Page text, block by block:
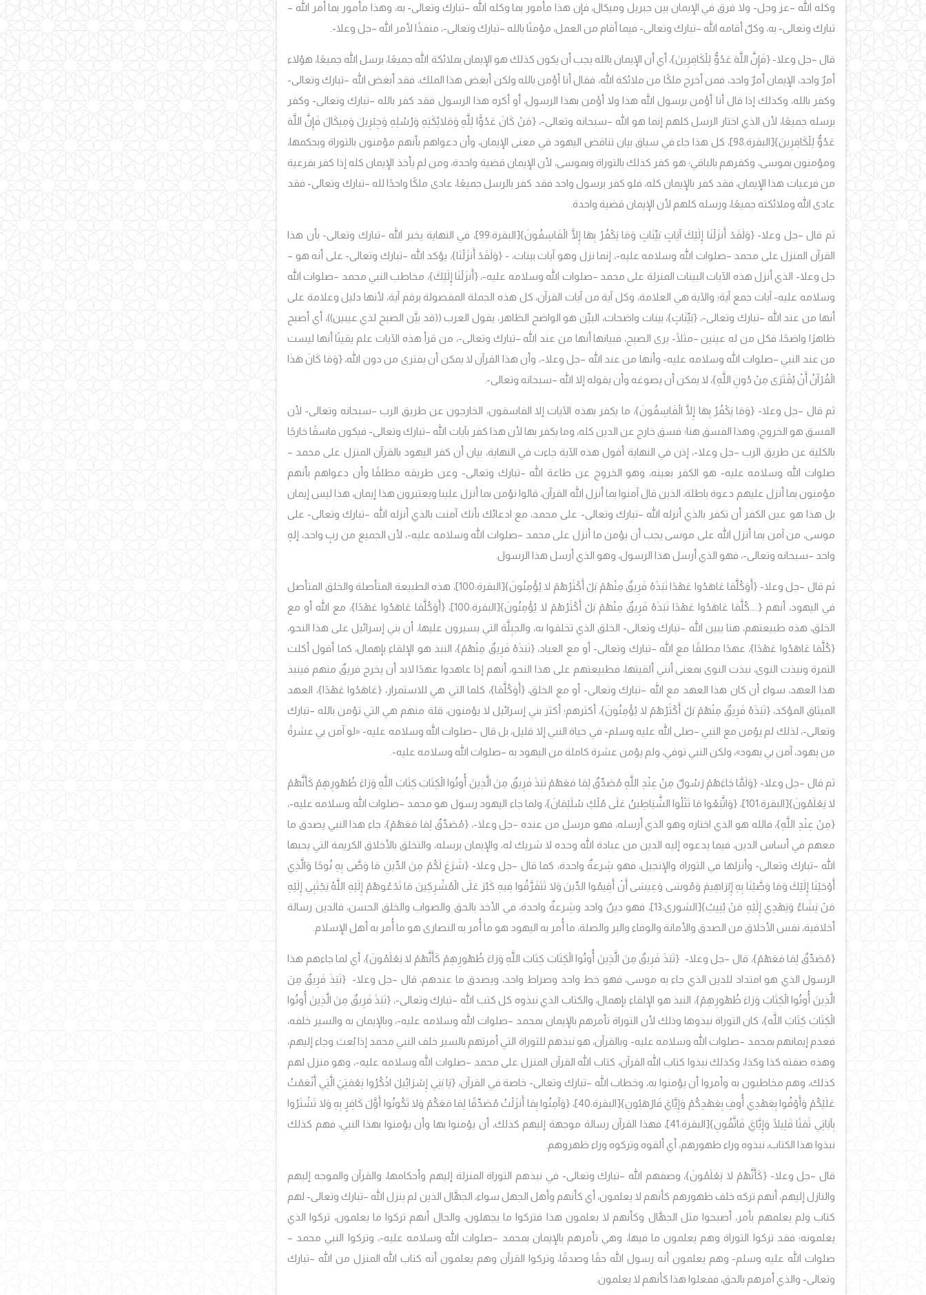
وكله الله –عز وجل- ولا فرق في الإيمان بين جبريل وميكال، فإن هذا مأمور بما وكله الله –تبارك وتعالى- به، وهذا مأمور بما أمر الله –
تبارك وتعالى- به، وكلٌ أقامه الله –تبارك وتعالى- فيما أقام من العمل، مؤمنًا بالله –تبارك وتعالى-، منفذًا لأمر الله –جل وعلا-.
قال –جل وعلا- {فَإِنَّ اللَّهَ عَدُوٌّ لِلْكَافِرِينَ}، أي أن الإيمان بالله يجب أن يكون كذلك هو الإيمان بملائكة الله جميعًا، برسل الله جميعًا، هؤلاء
أمرٌ واحد، الإيمان أمرٌ واحد، فمن أخرج ملكًا من ملائكة الله، فقال أنا أؤمن بالله ولكن أبغض هذا الملك، فقد أبغض الله –تبارك وتعالى-
وكفر بالله، وكذلك إذا قال أنا أؤمن برسول الله هذا ولا أؤمن بهذا الرسول، أو أكره هذا الرسول فقد كفر بالله –تبارك وتعالى- وكفر
برسله جميعًا، لأن الذي اختار الرسل كلهم إنما هو الله –سبحانه وتعالى-، {مَنْ كَانَ عَدُوًّا لِلَّهِ وَمَلائِكَتِهِ وَرُسُلِهِ وَجِبْرِيلَ وَمِيكَالَ فَإِنَّ اللَّهَ
عَدُوٌّ لِلْكَافِرِينَ}
[البقرة:98]، كل هذا جاء في سياق بيان تناقض اليهود في معنى الإيمان، وأن دعواهم بأنهم مؤمنون بالتوراة وبحكمها،
ومؤمنون بموسى، وكفرهم بالباقي؛ هو كفر كذلك بالتوراة وبموسى، لأن الإيمان قضية واحدة، ومن لم يأخذ الإيمان كله إذا كفر بفرعية
من فرعيات هذا الإيمان، فقد كفر بالإيمان كله، فلو كفر برسول واحد فقد كفر بالرسل جميعًا، عادى ملكًا واحدًا لله –تبارك وتعالى- فقد
عادى الله وملائكته جميعًا، ورسله كلهم لأن الإيمان قضية واحدة.
ثم قال –جل وعلا-{وَلَقَدْ أَنزَلْنَا إِلَيْكَ آيَاتٍ بَيِّنَاتٍ وَمَا يَكْفُرُ بِهَا إِلَّا الْفَاسِقُونَ}
[البقرة:99]، في النهاية يخبر الله –تبارك وتعالى- بأن هذا
القرآن المنزل على محمد –صلوات الله وسلامه عليه-، إنما نزل وهو آيات بينات، - {وَلَقَدْ أَنزَلْنَا}، يؤكد الله –تبارك وتعالى- على أنه هو –
جل وعلا- الذي أنزل هذه الآيات البينات المنزلة على محمد –صلوات الله وسلامه عليه-، {أَنزَلْنَا إِلَيْكَ}، مخاطب النبي محمد –صلوات الله
وسلامه عليه- آيات جمع آية؛ والآية هي العلامة، وكل آية من آيات القرآن، كل هذه الجملة المفصولة برقم آية، لأنها دليل وعلامة على
أنها من عند الله –تبارك وتعالى-، {بَيِّنَاتٍ}، بينات واضحات، البيِّن هو الواضح الظاهر، يقول العرب ((قد بيَّن الصبح لذي عينين))، أي أصبح
ظاهرًا واضحًا، فكل من له عينين –مثلًا- يرى الصبح، فبيانها أنها من عند الله –تبارك وتعالى-، من قرأ هذه الآيات علم يقينًا أنها ليست
من عند النبي –صلوات الله وسلامه عليه- وأنها من عند الله –جل وعلا-، وأن هذا القرآن لا يمكن أن يفترى من دون الله، {وَمَا كَانَ هَذَا
الْقُرْآنُ أَنْ يُفْتَرَى مِنْ دُونِ اللَّهِ}، لا يمكن أن يصوغه وأن يقوله إلا الله –سبحانه وتعالى-.
ثم قال –جل وعلا- {وَمَا يَكْفُرُ بِهَا إِلَّا الْفَاسِقُونَ}، ما يكفر بهذه الآيات إلا الفاسقون، الخارجون عن طريق الرب –سبحانه وتعالى- لأن
الفسق هو الخروج، وهذا الفسق هنا؛ فسق خارج عن الدين كله، وما يكفر بها لأن هذا كفر بآيات الله –تبارك وتعالى- فيكون فاسقًا خارجًا
بالكلية عن طريق الرب –جل وعلا-، إذن في النهاية أقول هذه الآية جاءت في النهاية، بيان أن كفر اليهود بالقرآن المنزل على محمد –
صلوات الله وسلامه عليه- هو الكفر بعينه، وهو الخروج عن طاعة الله –تبارك وتعالى- وعن طريقه مطلقًا وأن دعواهم بأنهم
مؤمنون بما أنزل عليهم دعوة باطلة، الذين قال آمنوا بما أنزل الله القرآن، قالوا نؤمن بما أنزل علينا ويعتبرون هذا إيمان، هذا ليس إيمان
بل هذا هو عين الكفر أن تكفر بالذي أنزله الله –تبارك وتعالى- على محمد، مع ادعائك بأنك آمنت بالذي أنزله الله –تبارك وتعالى- على
موسى، من آمن بما أنزل الله على موسى يجب أن يؤمن ما أنزل على محمد –صلوات الله وسلامه عليه-، لأن الجميع من ربٍ واحد، إلهٍ
واحد –سبحانه وتعالى-، فهو الذي أرسل هذا الرسول، وهو الذي أرسل هذا الرسول.
ثم قال –جل وعلا- {أَوَكُلَّمَا عَاهَدُوا عَهْدًا نَبَذَهُ فَرِيقٌ مِنْهُمْ بَلْ أَكْثَرُهُمْ لا يُؤْمِنُونَ}
[البقرة:100]، هذه الطبيعة المتأصلة والخلق المتأصل
في اليهود، أنهم {....كُلَّمَا عَاهَدُوا عَهْدًا نَبَذَهُ فَرِيقٌ مِنْهُمْ بَلْ أَكْثَرُهُمْ لا يُؤْمِنُونَ}[البقرة:100]،
{أَوَكُلَّمَا عَاهَدُوا عَهْدًا}، مع الله أو مع
الخلق، هذه طبيعتهم، هنا يبين الله –تبارك وتعالى- الخلق الذي تخلقوا به، والجبِلَّة التي يسيرون عليها، أن بني إسرائيل على هذا النحو،
{كُلَّمَا عَاهَدُوا عَهْدًا}، عهدًا مطلقًا مع الله –تبارك وتعالى- أو مع العباد، {نَبَذَهُ فَرِيقٌ مِنْهُمْ}، النبذ هو الإلقاء بإهمال، كما أقول أكلت
التمرة ونبذت النوى، نبذت النوى بمعنى أنني ألقيتها، فطبيعتهم على هذا النحو، أنهم إذا عاهدوا عهدًا لابد أن يخرج فريقٌ منهم فينبذ
هذا العهد، سواء أن كان هذا العهد مع الله –تبارك وتعالى- أو مع الخلق، {أَوَكُلَّمَا}، كلما التي هي للاستمرار، {عَاهَدُوا عَهْدًا}، العهد
الميثاق المؤكد، {نَبَذَهُ فَرِيقٌ مِنْهُمْ بَلْ أَكْثَرُهُمْ لا يُؤْمِنُونَ}، أكثرهم؛ أكثر بني إسرائيل لا يؤمنون، قلة منهم هي التي تؤمن بالله –تبارك
وتعالى-، لذلك لم يؤمن مع النبي –صلى الله عليه وسلم- في حياة النبي إلا قليل، بل قال –صلوات الله وسلامه عليه- «لو آمن بي عشرةً
من يهود، آمن بي يهود»، ولكن النبي توفي، ولم يؤمن عشرة كاملة من اليهود به –صلوات الله وسلامه عليه-.
ثم قال –جل وعلا- {وَلَمَّا جَاءَهُمْ رَسُولٌ مِنْ عِنْدِ اللَّهِ مُصَدِّقٌ لِمَا مَعَهُمْ نَبَذَ فَرِيقٌ مِنَ الَّذِينَ أُوتُوا الْكِتَابَ كِتَابَ اللَّهِ وَرَاءَ ظُهُورِهِمْ كَأَنَّهُمْ
لا يَعْلَمُونَ}[البقرة:101]،
{وَاتَّبَعُوا مَا تَتْلُوا الشَّيَاطِينُ عَلَى مُلْكِ سُلَيْمَانَ}، ولما جاء اليهود رسول هو محمد –صلوات الله وسلامه عليه-،
{مِنْ عِنْدِ اللَّهِ}، فالله هو الذي اختاره وهو الذي أرسله، فهو مرسل من عنده –جل وعلا-، {مُصَدِّقٌ لِمَا مَعَهُمْ}، جاء هذا النبي يصدق ما
معهم في أساس الدين، فيما يدعوه إليه الدين من عبادة الله وحده لا شريك له، والإيمان برسله، والتخلق بالأخلاق الكريمة التي يحبها
الله –تبارك وتعالى- وأنزلها في التوراة والإنجيل، فهو شِرعةٌ واحدة، كما قال –جل وعلا- {شَرَعَ لَكُمْ مِنَ الدِّينِ مَا وَصَّى بِهِ نُوحًا وَالَّذِي
أَوْحَيْنَا إِلَيْكَ وَمَا وَصَّيْنَا بِهِ إِبْرَاهِيمَ وَمُوسَى وَعِيسَى أَنْ أَقِيمُوا الدِّينَ وَلا تَتَفَرَّقُوا فِيهِ كَبُرَ عَلَى الْمُشْرِكِينَ مَا تَدْعُوهُمْ إِلَيْهِ اللَّهُ يَجْتَبِي إِلَيْهِ
مَنْ يَشَاءُ وَيَهْدِي إِلَيْهِ مَنْ يُنِيبُ}
[الشورى:13]، فهو دينٌ واحد وشِرعةٌ واحدة، في الأخذ بالحق والصواب والخلق الحسن، فالدين رسالة
أخلاقية، نفس الأخلاق من الصدق والأمانة والوفاء والبر والصلة، ما أُمر به اليهود هو ما أُمر به النصارى هو ما أُمر به أهل الإسلام.
{مُصَدِّقٌ لِمَا مَعَهُمْ}، قال –جل وعلا- {نَبَذَ فَرِيقٌ مِنَ الَّذِينَ أُوتُوا الْكِتَابَ كِتَابَ اللَّهِ وَرَاءَ ظُهُورِهِمْ كَأَنَّهُمْ لا يَعْلَمُونَ}، أي لما جاءهم هذا
الرسول الذي هو امتداد للدين الذي جاء به موسى، فهو خط واحد وصراط واحد، ويصدق ما عندهم، قال –جل وعلا- {نَبَذَ فَرِيقٌ مِنَ
الَّذِينَ أُوتُوا الْكِتَابَ وَرَاءَ ظُهُورِهِمْ}، النبذ هو الإلقاء بإهمال، والكتاب الذي نبذوه كل كتب الله –تبارك وتعالى-، {نَبَذَ فَرِيقٌ مِنَ الَّذِينَ أُوتُوا
الْكِتَابَ كِتَابَ اللَّه}، كان التوراة نبذوها وذلك لأن التوراة تأمرهم بالإيمان بمحمد –صلوات الله وسلامه عليه-، وبالإيمان به والسير خلفه،
فعدم إيمانهم بمحمد –صلوات الله وسلامه عليه- وبالقرآن، هو نبذهم للتوراة التي أمرتهم بالسير خلف النبي محمد إذا بُعث وجاء إليهم،
وهذه صفته كذا وكذا، وكذلك نبذوا كتاب الله القرآن، كتاب الله القرآن المنزل على محمد –صلوات الله وسلامه عليه-، وهو منزل لهم
كذلك، وهم مخاطبون به وأمروا أن يؤمنوا به، وخطاب الله –تبارك وتعالى- خاصة في القرآن، {يَا بَنِي إِسْرَائِيلَ اذْكُرُوا نِعْمَتِيَ الَّتِي أَنْعَمْتُ
عَلَيْكُمْ وَأَوْفُوا بِعَهْدِي أُوفِ بِعَهْدِكُمْ وَإِيَّايَ فَارْهَبُونِ}[البقرة:40] ، {وَآمِنُوا بِمَا أَنزَلْتُ مُصَدِّقًا لِمَا مَعَكُمْ وَلا تَكُونُوا أَوَّلَ كَافِرٍ بِهِ وَلا تَشْتَرُوا
بِآيَاتِي ثَمَنًا قَلِيلًا وَإِيَّايَ فَاتَّقُونِ}
[البقرة:41]، فهذا القرآن رسالة موجهة إليهم كذلك، أن يؤمنوا بها وأن يؤمنوا بهذا النبي، فهم كذلك
نبذوا هذا الكتاب، نبذوه وراء ظهورهم، أي ألقوه وتركوه وراء ظهروهم.
قال –جل وعلا-{كَأَنَّهُمْ لا يَعْلَمُونَ}، وصفهم الله –تبارك وتعالى- في نبذهم التوراة المنزلة إليهم وأحكامها، والقرآن والموجه إليهم
والنازل إليهم، أنهم تركه خلف ظهورهم كأنهم لا يعلمون، أي كأنهم وأهل الجهل سواء، الجهَّال الذين لم ينزل الله –تبارك وتعالى- لهم
كتاب ولم يعلمهم بأمر، أصبحوا مثل الجهَّال وكأنهم لا يعلمون هذا فتركوا ما يجهلون، والحال أنهم تركوا ما يعلمون، تركوا الذي
يعلمونه؛ فقد تركوا التوراة وهم يعلمون ما فيها، وهي تأمرهم بالإيمان بمحمد –صلوات الله وسلامه عليه-، وتركوا النبي محمد –
صلوات الله عليه وسلم- وهم يعلمون أنه رسول الله حقًا وصدقًا، وتركوا القرآن وهم يعلمون أنه كتاب الله المنزل من الله –تبارك
وتعالى- والذي أمرهم بالحق، ففعلوا هذا كأنهم لا يعلمون.